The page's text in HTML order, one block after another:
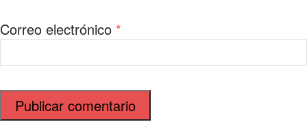
Correo electrónico *